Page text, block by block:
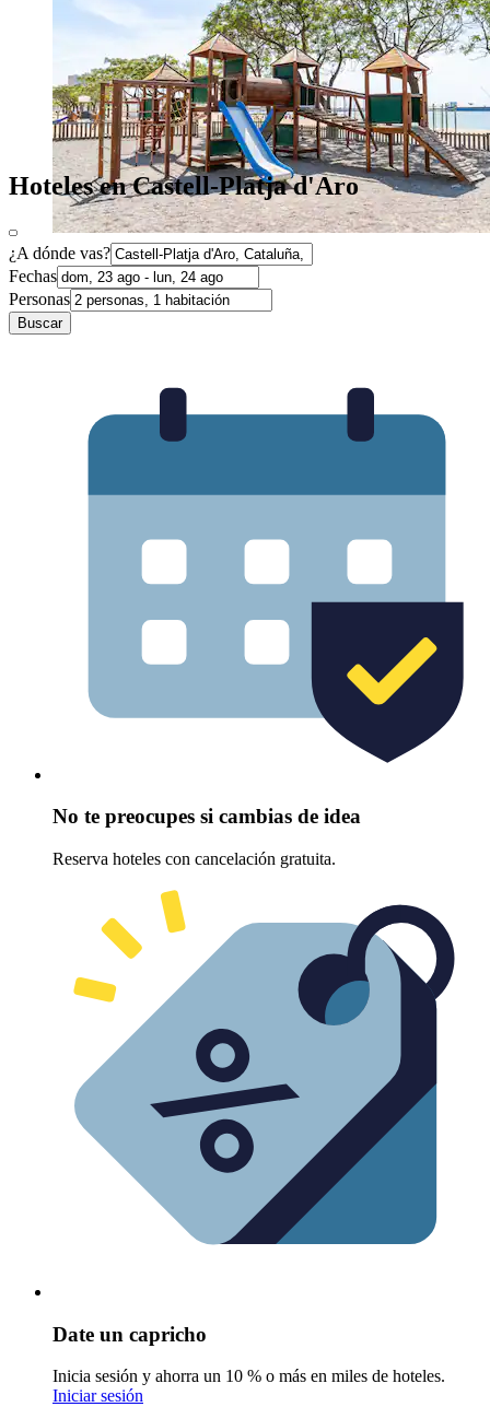
Hoteles en Castell-Platja d'Aro
¿A dónde vas?
Fechas
Personas
Buscar
No te preocupes si cambias de idea
Reserva hoteles con cancelación gratuita.
Date un capricho
Inicia sesión y ahorra un 10 % o más en miles de hoteles.
Iniciar sesión